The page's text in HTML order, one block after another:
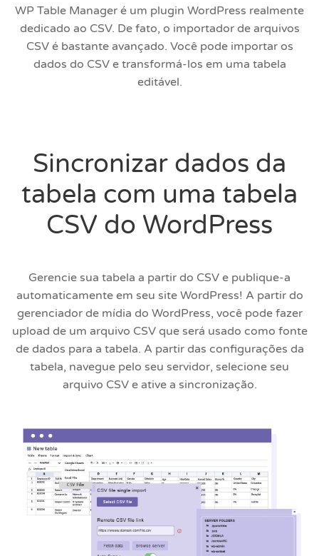
WP Table Manager é um plugin WordPress realmente
dedicado ao CSV. De fato, o importador de arquivos
CSV é bastante avançado. Você pode importar os
dados do CSV e transformá-los em uma tabela
editável.
Sincronizar dados da
tabela com uma tabela
CSV do WordPress
Gerencie sua tabela a partir do CSV e publique-a
automaticamente em seu site WordPress! A partir do
gerenciador de mídia do WordPress, você pode fazer
upload de um arquivo CSV que será usado como fonte
de dados para a tabela. A partir das configurações da
tabela, navegue pelo seu servidor, selecione seu
arquivo CSV e ative a sincronização.